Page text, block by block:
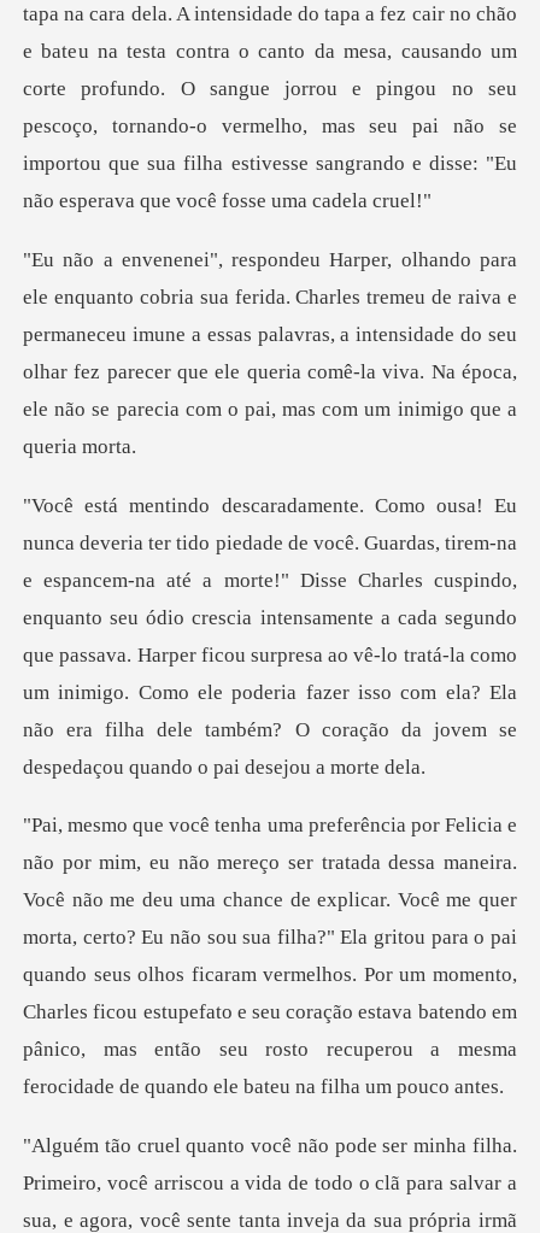
u na testa contra o canto da mesa, causando um
corte profundo. O sangue jorrou e pingou no seu
pescoço, tornando-o vermelh
eu de raiva e
permaneceu imune a essas palavras, a intensidade do seu
olhar fez parecer que ele q
e Charles cuspindo,
enquanto seu ódio crescia intensamente a cada segundo
que passava. Harper ficou surpresa ao vê-lo tratá-la como
um inimi
icar. Você me quer
morta, certo? Eu não sou sua filha?" Ela gritou para o pai
quando seus olhos ficaram vermelhos. Por um momento,
Charles ficou
tanta inveja da sua própria irmã